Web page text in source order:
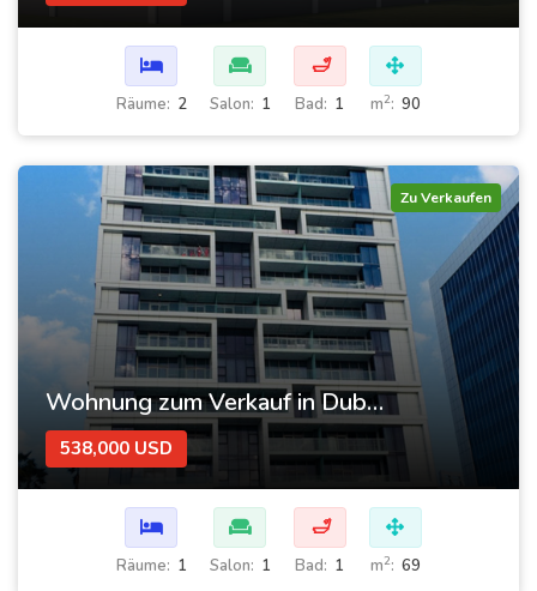
Räume: 2 Salon: 1
🛁
Bad: 1 m2: 90
Zu Verkaufen
Wohnung zum Verkauf in Dubai im Avanti Tower Retail-Komplex
538,000 USD
Räume: 1 Salon: 1
🛁
Bad: 1 m2: 69